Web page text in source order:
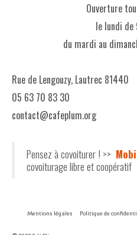
Ouverture
le lundi de
du mardi au
Rue de Lengouzy, Lautrec 81440
05 63 70 83 30
contact@cafeplum.org
Pensez à covoiturer ! >>
covoiturage libre et coopératif
Mentions légales Politique de